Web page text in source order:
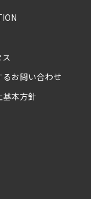
お問い合わせ
基本方針